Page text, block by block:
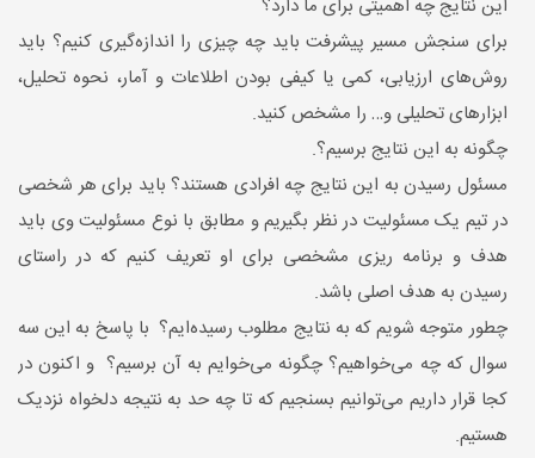
این نتایج چه اهمیتی برای ما دارد؟
برای سنجش مسیر پیشرفت باید چه چیزی را اندازه‌گیری کنیم؟ باید
روش‌های ارزیابی، کمی یا کیفی بودن اطلاعات و آمار، نحوه تحلیل،
ابزارهای تحلیلی و… را مشخص کنید.
چگونه به این نتایج برسیم؟.
مسئول رسیدن به این نتایج چه افرادی هستند؟ باید برای هر شخصی
در تیم یک مسئولیت در نظر بگیریم و مطابق با نوع مسئولیت وی باید
هدف و برنامه ریزی مشخصی برای او تعریف کنیم که در راستای
رسیدن به هدف اصلی باشد.
چطور متوجه شویم که به نتایج مطلوب رسیده‌ایم؟ با پاسخ به این سه
سوال که چه می‌خواهیم؟ چگونه می‌خوایم به آن برسیم؟ و اکنون در
کجا قرار داریم می‌توانیم بسنجیم که تا چه حد به نتیجه دلخواه نزدیک
هستیم.